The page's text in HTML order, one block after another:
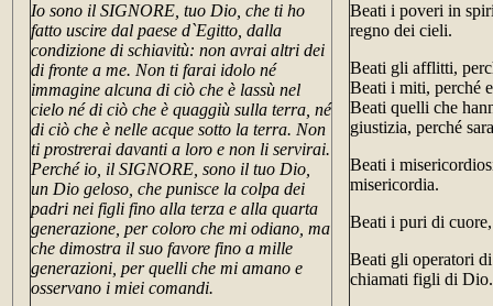
Io sono il SIGNORE, tuo Dio, che ti ho
fatto uscire dal paese d`Egitto, dalla
condizione di schiavitù: non avrai altri dei
di fronte a me. Non ti farai idolo né
immagine alcuna di ciò che è lassù nel
cielo né di ciò che è quaggiù sulla terra, né
di ciò che è nelle acque sotto la terra. Non
ti prostrerai davanti a loro e non li servirai.
Perché io, il SIGNORE, sono il tuo Dio,
un Dio geloso, che punisce la colpa dei
padri nei figli fino alla terza e alla quarta
generazione, per coloro che mi odiano, ma
che dimostra il suo favore fino a mille
generazioni, per quelli che mi amano e
osservano i miei comandi.
Beati i poveri in
regno dei cieli.
Beati gli afflitti,
Beati i miti, perché
Beati quelli che
giustizia, perché
Beati i
misericordia.
Beati i puri di
Beati gli operatori
chiamati figli di Dio.